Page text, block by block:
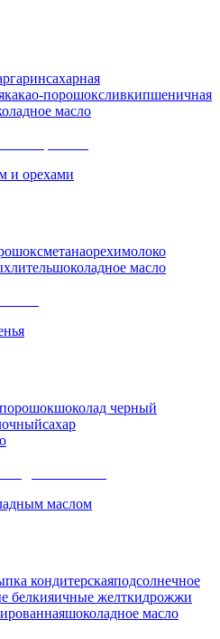
сахарная
какао-порошоксливкипшеничная
масло
и орехами
сметанаорехимолоко
шоколадное масло
шоколад черный
сахар
маслом
кондитерскаяподсолнечное
белкияичные желткидрожжи
шоколадное масло